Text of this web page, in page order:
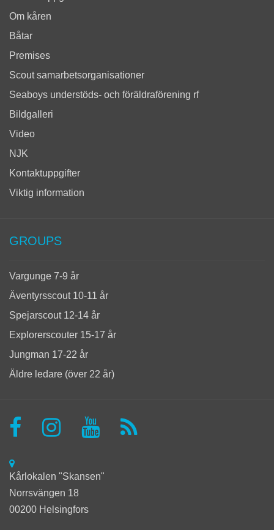
Om kåren
Båtar
Premises
Scout samarbetsorganisationer
Seaboys understöds- och föräldraförening rf
Bildgalleri
Video
NJK
Kontaktuppgifter
Viktig information
GROUPS
Vargunge 7-9 år
Äventyrsscout 10-11 år
Spejarscout 12-14 år
Explorerscouter 15-17 år
Jungman 17-22 år
Äldre ledare (över 22 år)
Kårlokalen "Skansen"
Norrsvängen 18
00200 Helsingfors